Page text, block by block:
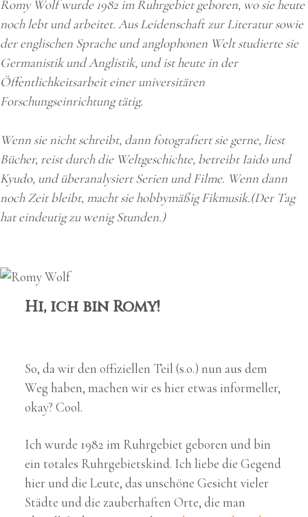
Romy Wolf wurde 1982 im Ruhrgebiet geboren, wo sie heute
noch lebt und arbeitet. Aus Leidenschaft zur Literatur sowie
der englischen Sprache und anglophonen Welt studierte sie
Germanistik und Anglistik, und ist heute in der
Öffentlichkeitsarbeit einer universitären
Forschungseinrichtung tätig.
Wenn sie nicht schreibt, dann fotografiert sie gerne, liest
Bücher, reist durch die Weltgeschichte, betreibt Iaido und
Kyudo, und überanalysiert Serien und Filme. Wenn dann
noch Zeit bleibt, macht sie hobbymäßig Fikmusik.(Der Tag
hat eindeutig zu wenig Stunden.)
Hi, ich bin Romy!
So, da wir den offiziellen Teil (s.o.) nun aus dem
Weg haben, machen wir es hier etwas informeller,
okay? Cool.
Ich wurde 1982 im Ruhrgebiet geboren und bin
ein totales Ruhrgebietskind. Ich liebe die Gegend
hier und die Leute, das unschöne Gesicht vieler
Städte und die zauberhaften Orte, die man